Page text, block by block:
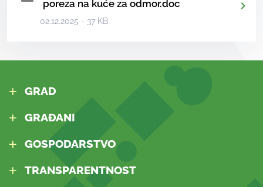
poreza na kuće za odmor.doc
02.12.2025 - 37 KB
GRAD
GRAĐANI
GOSPODARSTVO
TRANSPARENTNOST